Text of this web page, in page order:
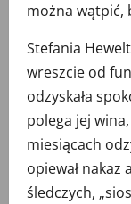
można wątpić,
Stefania
wreszcie od
odzyskała
polega jej
miesiącach
opiewał nakaz
śledczych,